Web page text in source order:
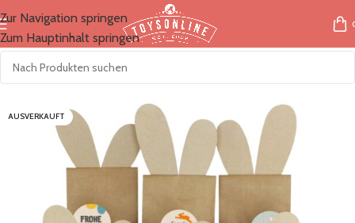
Zur Navigation springen
Zum Hauptinhalt springen
Start/Marken/Papierdrachen
AUSVERKAUFT